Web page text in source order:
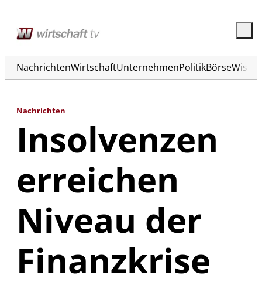
NachrichtenWirtschaftUnternehmenPolitikBörse
Nachrichten
Insolvenzen
erreichen
Niveau der
Finanzkrise